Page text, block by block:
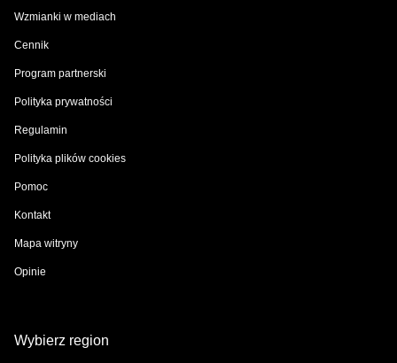
Wzmianki w mediach
Cennik
Program partnerski
Polityka prywatności
Regulamin
Polityka plików cookies
Pomoc
Kontakt
Mapa witryny
Opinie
Wybierz region